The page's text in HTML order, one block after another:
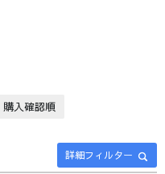
詳細フィルター
購入確認順